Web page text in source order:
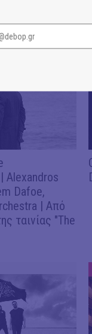
Alexandros
Dafoe,
| Από
ταινίας "The